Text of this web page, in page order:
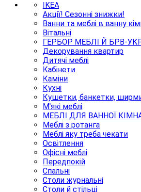
IKEA
Акції! Сезонні знижки!
Ванни та меблі в ванну
Вітальні
ГЕРБОР МЕБЛІ Й БРВ-
Декорування квартир
Дитячі меблі
Кабінети
Каміни
Кухні
Кушетки, банкетки, ширми
М'які меблі
МЕБЛІ ДЛЯ ВАННОЇ
Меблі з ротанга
Меблі яку треба чекати
Освітлення
Офісні меблі
Передпокій
Спальні
Столи журнальні
Столи й стільці